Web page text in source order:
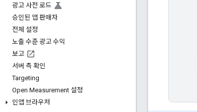
광고 사전 로드
승인된 앱 판매자
전체 설정
노출 수준 광고 수익
보고
서버 측 확인
Targeting
Open Measurement 설정
인앱 브라우저